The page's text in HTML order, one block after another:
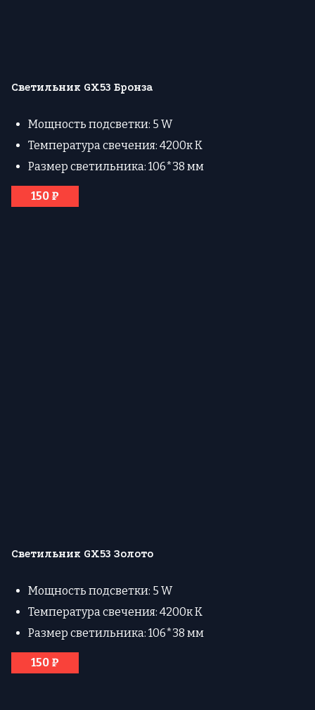
Светильник GX53 Бронза
Мощность подсветки: 5 W
Температура свечения: 4200к К
Размер светильника: 106*38 мм
150 ₽
Светильник GX53 Золото
Мощность подсветки: 5 W
Температура свечения: 4200к К
Размер светильника: 106*38 мм
150 ₽